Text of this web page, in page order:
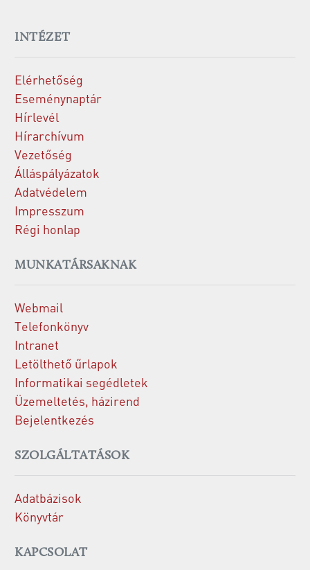
INTÉZET
Elérhetőség
Eseménynaptár
Hírlevél
Hírarchívum
Vezetőség
Álláspályázatok
Adatvédelem
Impresszum
Régi honlap
MUNKATÁRSAKNAK
Webmail
Telefonkönyv
Intranet
Letölthető űrlapok
Informatikai segédletek
Üzemeltetés, házirend
Bejelentkezés
SZOLGÁLTATÁSOK
Adatbázisok
Könyvtár
KAPCSOLAT